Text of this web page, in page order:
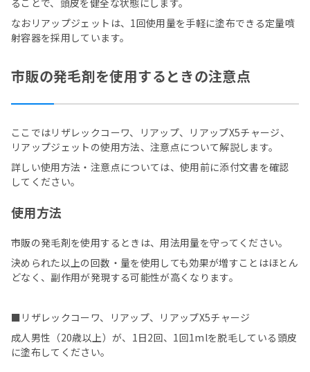
なおリアップジェットは、1回使用量を手軽に塗布できる定量噴
射容器を採用しています。
市販の発毛剤を使用するときの注意点
ここではリザレックコーワ、リアップ、リアップX5チャージ、
リアップジェットの使用方法、注意点について解説します。
詳しい使用方法・注意点については、使用前に添付文書を確認
してください。
使用方法
市販の発毛剤を使用するときは、用法用量を守ってください。
決められた以上の回数・量を使用しても効果が増すことはほとん
どなく、副作用が発現する可能性が高くなります。
■リザレックコーワ、リアップ、リアップX5チャージ
成人男性（20歳以上）が、1日2回、1回1mlを脱毛している頭皮
に塗布してください。